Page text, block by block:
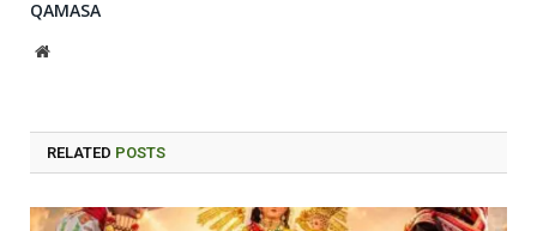
QAMASA
Website
RELATED POSTS